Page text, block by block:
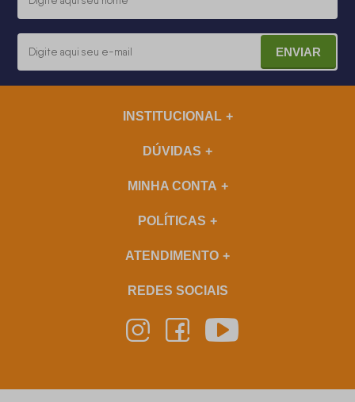
ENVIAR
INSTITUCIONAL
DÚVIDAS
MINHA CONTA
POLÍTICAS
ATENDIMENTO
REDES SOCIAIS